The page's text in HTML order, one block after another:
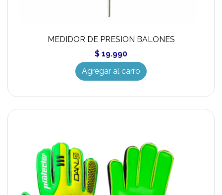
MEDIDOR DE PRESION BALONES
$ 19.990
Agregar al carro